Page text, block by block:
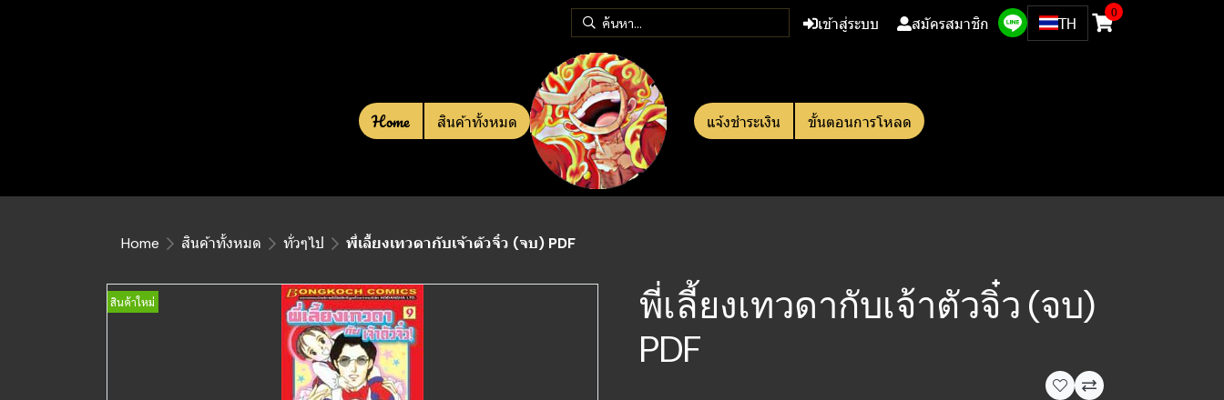
เข้าสู่ระบบ สมัครสมาชิก TH
0
Home สินค้าทั้งหมด แจ้งชำระเงิน ขั้นตอนการโหลด
Home สินค้าทั้งหมด ทั่วๆไป พี่เลี้ยงเทวดากับเจ้าตัวจิ๋ว (จบ) PDF
สินค้าใหม่
พี่เลี้ยงเทวดากับเจ้าตัวจิ๋ว (จบ)
PDF